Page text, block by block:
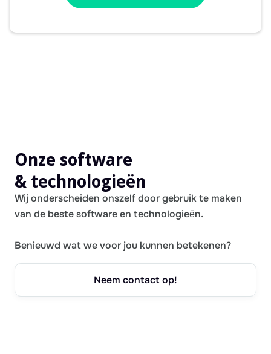
Onze software
& technologieën
Wij onderscheiden onszelf door gebruik te maken
van de beste software en technologieën.
Benieuwd wat we voor jou kunnen betekenen?
Neem contact op!